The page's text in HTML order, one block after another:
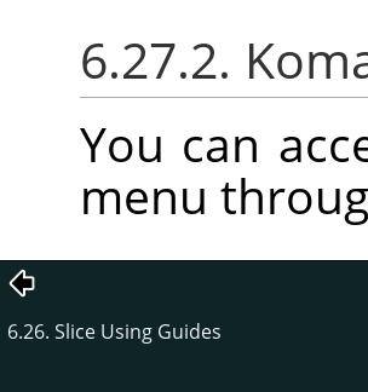
6.27.2.
You can
menu
6.26. Slice Using Guides